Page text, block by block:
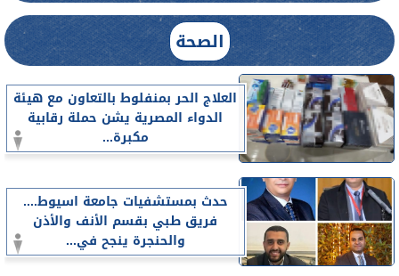
الصحة
العلاج الحر بمنفلوط بالتعاون مع هيئة
الدواء المصرية يشن حملة رقابية
مكبرة...
حدث بمستشفيات جامعة اسيوط....
فريق طبي بقسم الأنف والأذن
والحنجرة ينجح في...